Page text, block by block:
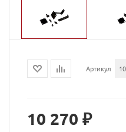
Артикул
10 270 ₽